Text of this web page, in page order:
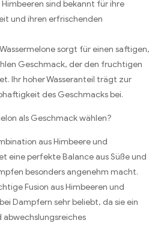
sind bekannt für ihre
und ihren erfrischenden
sorgt für einen saftigen,
Geschmack, der den fruchtigen
Ihr hoher Wasseranteil trägt zur
des Geschmacks bei.
als Geschmack wählen?
aus Himbeere und
eine perfekte Balance aus Süße und
besonders angenehm macht.
Fusion aus Himbeeren und
Dampfern sehr beliebt, da sie ein
abwechslungsreiches